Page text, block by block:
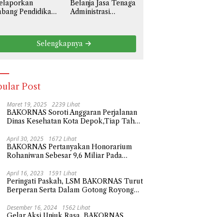
Pendidikan
Jaya
Anggaran
108,9
Belanja Jasa Tenaga
Administrasi
BPKAD Kota Bekasi
Transparan Ke
Selengkapnya
Post
Maret 19, 2025 2239 Lihat
BAKORNAS Soroti Anggaran Perjalanan
Dinas Kesehatan Kota Depok,Tiap Tahun
April 30, 2025 1672 Lihat
BAKORNAS Pertanyakan Honorarium
Rohaniwan Sebesar 9,6 Miliar Pada
Tahun 2023
April 16, 2023 1591 Lihat
Peringati Paskah, LSM BAKORNAS Turut
Berperan Serta Dalam Gotong Royong
Desember 16, 2024 1562 Lihat